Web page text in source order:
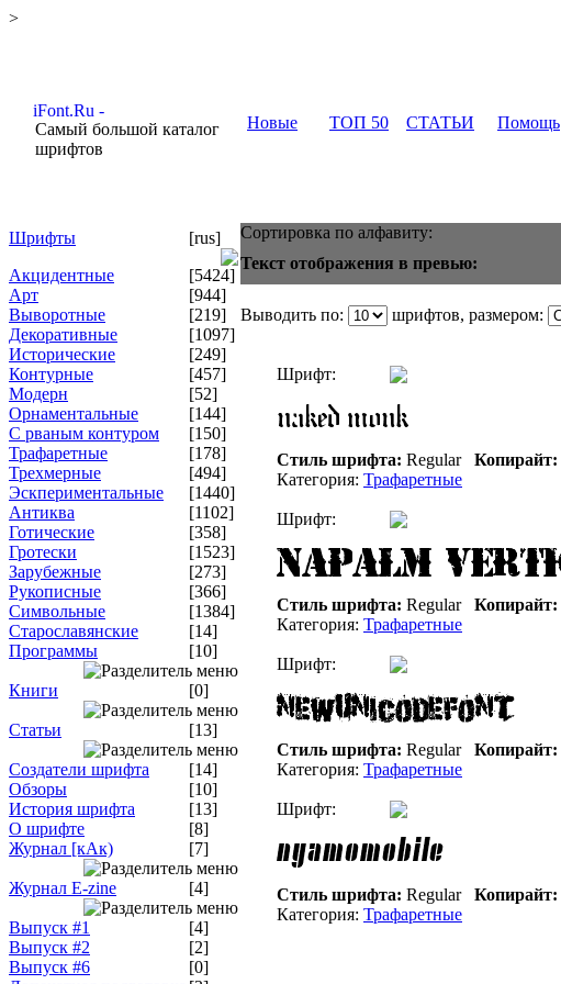
>
Самый большой каталог
шрифтов
Новые ТОП 50 СТАТЬИ Помощь
Шрифты
[rus]
Акцидентные
[5424]
Арт
[944]
Выворотные
[219]
Декоративные
[1097]
Исторические
[249]
Контурные
[457]
Модерн
[52]
Орнаментальные
[144]
С рваным контуром
[150]
Трафаретные
[178]
Трехмерные
[494]
Эскпериментальные
[1440]
Антиква
[1102]
Готические
[358]
Гротески
[1523]
Зарубежные
[273]
Рукописные
[366]
Символьные
[1384]
Старославянские
[14]
Программы
[10]
Книги [0]
Статьи [13]
Создатели шрифта
[14]
Обзоры
[10]
История шрифта
[13]
О шрифте
[8]
Журнал [кАк)
[7]
Журнал E-zine [4]
Выпуск #1
[4]
Выпуск #2
[2]
Выпуск #6
[0]
Сортировка по алфавиту:
Текст отображения в превью:
Выводить по: шрифтов, размером:
Шрифт:
Стиль шрифта: Regular Копирайт:
Категория: Трафаретные
Шрифт:
Стиль шрифта: Regular Копирайт:
Категория: Трафаретные
Шрифт:
Стиль шрифта: Regular Копирайт:
Категория: Трафаретные
Шрифт:
Стиль шрифта: Regular Копирайт:
Категория: Трафаретные